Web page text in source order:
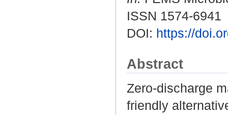
ISSN 1574-6941
DOI: https://
Abstract
Zero-discharge
friendly